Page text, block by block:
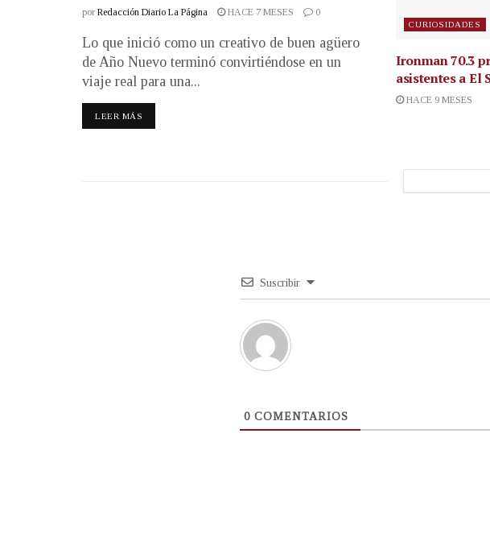
por Redacción Diario La Página HACE 7 MESES 0
Lo que inició como un creativo de buen agüero
de Año Nuevo terminó convirtiéndose en un
viaje real para una...
LEER MÁS
CURIOSIDADES
Ironman 70.3
asistentes a El
HACE 9 MESES
Suscribir
0 COMENTARIOS